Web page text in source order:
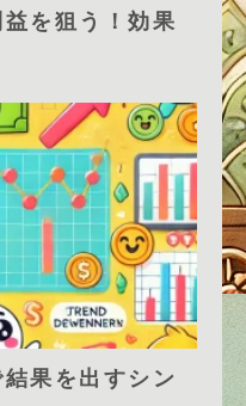
を狙う！効果
果を出すシン